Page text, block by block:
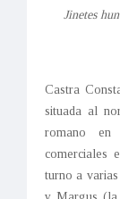
Jinetes
Castra
situada al
romano en
comerciales
turno a